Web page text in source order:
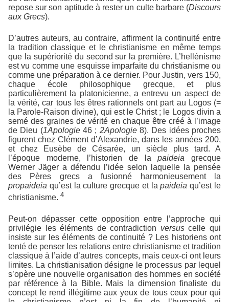
repose sur son aptitude à rester un culte barbare (Discours
aux Grecs).
D’autres auteurs, au contraire, affirment la continuité entre
la tradition classique et le christianisme en même temps
que la supériorité du second sur la première. L’hellénisme
est vu comme une esquisse imparfaite du christianisme ou
comme une préparation à ce dernier. Pour Justin, vers 150,
chaque école philosophique grecque, et plus
particulièrement la platonicienne, a entrevu un aspect de
la vérité, car tous les êtres rationnels ont part au Logos (=
la Parole-Raison divine), qui est le Christ ; le Logos divin a
semé des graines de vérité en chaque être créé à l’image
de Dieu (1Apologie46 ; 2Apologie8). Des idées proches
figurent chez Clément d’Alexandrie, dans les années 200,
et chez Eusèbe de Césarée, un siècle plus tard. A
l’époque moderne, l’historien de lapaideia grecque
Werner Jäger a défendu l’idée selon laquelle la pensée
des Pères grecs a fusionné harmonieusement la
propaideia qu’est la culture grecque et lapaideia qu’est le
christianisme. 4
Peut-on dépasser cette opposition entre l’approche qui
privilégie les éléments de contradiction versuscelle qui
insiste sur les éléments de continuité ? Les historiens ont
tenté de penser les relations entre christianisme et tradition
classique à l’aide d’autres concepts, mais ceux-ci ont leurs
limites. La christianisation désigne le processus par lequel
s’opère une nouvelle organisation des hommes en société
par référence à la Bible. Mais la dimension finaliste du
concept le rend illégitime aux yeux de tous ceux pour qui